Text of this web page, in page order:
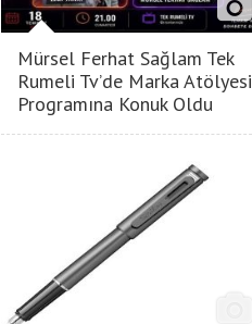
Mürsel Ferhat Sağlam Tek
Rumeli Tv’de Marka Atölyesi
Programına Konuk Oldu